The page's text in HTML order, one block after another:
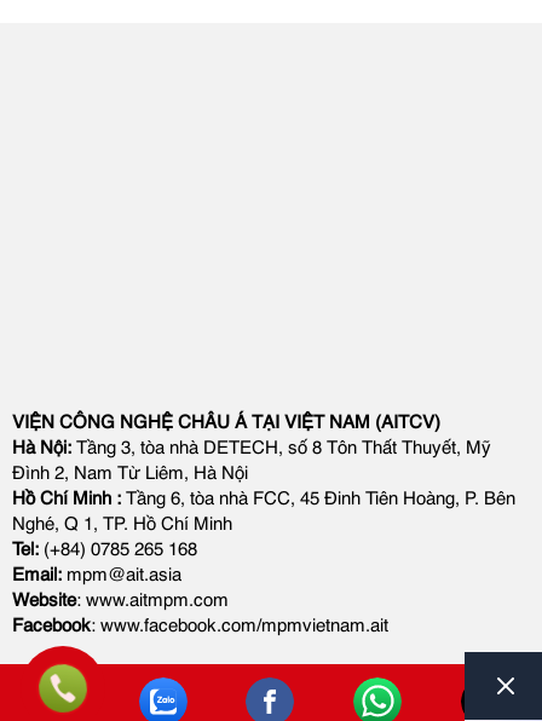
VIỆN CÔNG NGHỆ CHÂU Á TẠI VIỆT NAM (AITCV)
Hà Nội: Tầng 3, tòa nhà DETECH, số 8 Tôn Thất Thuyết, Mỹ
Đình 2, Nam Từ Liêm, Hà Nội
Hồ Chí Minh : Tầng 6, tòa nhà FCC, 45 Đinh Tiên Hoàng, P. Bên
Nghé, Q 1, TP. Hồ Chí Minh
Tel: (+84) 0785 265 168
Email: mpm@ait.asia
Website: www.aitmpm.com
Facebook: www.facebook.com/mpmvietnam.ait
Copyright © 2022. All Right
Reserved
Thiết kế website
Webso.vn